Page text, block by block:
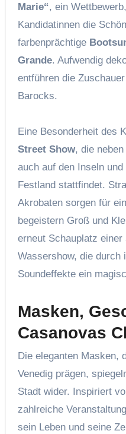
Marie“, ein
Kandidatinnen die
farbenprächtige
Grande. Aufwendig
entführen die
Barocks.
Eine Besonderheit des
Street Show, die
auch auf den Inseln
Festland stattfindet.
Akrobaten sorgen für
begeistern Groß und
erneut Schauplatz einer
Wassershow, die durch
Soundeffekte ein
Masken,
Casanovas
Die eleganten Masken,
Venedig prägen,
Stadt wider. Inspiriert
zahlreiche
sein Leben und seine